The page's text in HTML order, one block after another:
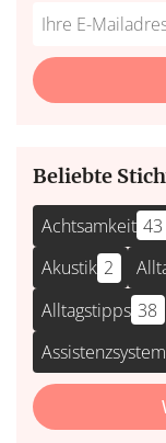
Do
fill
this
*Ihre
Mailadresse:
Beliebte
Achtsamkeit 43
Akustik 2
Alltagstipps 38